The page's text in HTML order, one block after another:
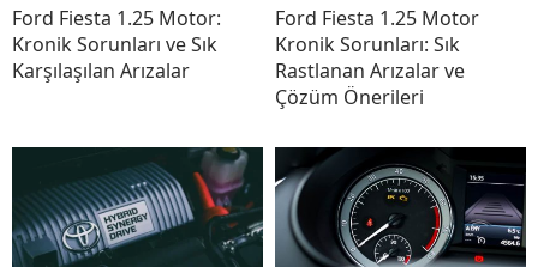
Ford Fiesta 1.25 Motor:
Kronik Sorunları ve Sık
Karşılaşılan Arızalar
Ford Fiesta 1.25 Motor
Kronik Sorunları: Sık
Rastlanan Arızalar ve
Çözüm Önerileri